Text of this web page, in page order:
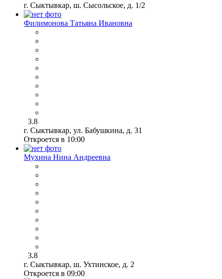
г. Сыктывкар, ш. Сысольское, д. 1/2
Филимонова Татьяна Ивановна
3.8
г. Сыктывкар, ул. Бабушкина, д. 31
Откроется в 10:00
Мухина Нина Андреевна
3.8
г. Сыктывкар, ш. Ухтинское, д. 2
Откроется в 09:00